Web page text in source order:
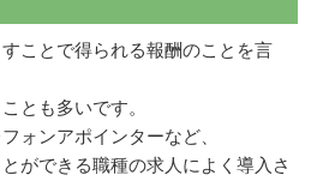
ことで得られる報酬のことを言
とも多いです。
ォンアポインターなど、
ができる職種の求人によく導入さ